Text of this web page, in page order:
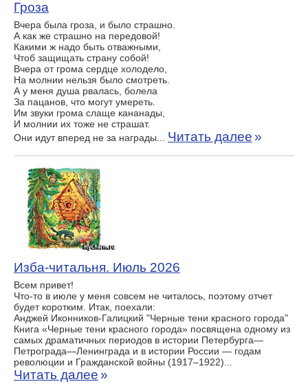
Гроза
Вчера была гроза, и было страшно.
А как же страшно на передовой!
Какими ж надо быть отважными,
Чтоб защищать страну собой!
Вчера от грома сердце холодело,
На молнии нельзя было смотреть.
А у меня душа рвалась, болела
За пацанов, что могут умереть.
Им звуки грома слаще кананады,
И молнии их тоже не страшат.
Они идут вперед не за награды... Читать далее »
Изба-читальня. Июль 2026
Всем привет!
Что-то в июле у меня совсем не читалось, поэтому отчет
будет коротким. Итак, поехали:
Анджей Иконников-Галицкий "Черные тени красного города"
Книга «Черные тени красного города» посвящена одному из
самых драматичных периодов в истории Петербурга—
Петрограда—Ленинграда и в истории России — годам
революции и Гражданской войны (1917–1922)...
Читать далее »